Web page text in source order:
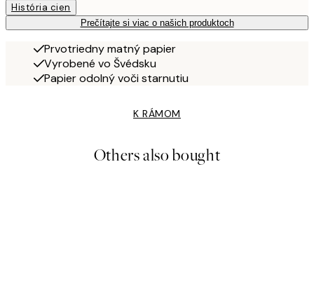
História cien
Prečítajte si viac o našich produktoch
Prvotriedny matný papier
Vyrobené vo Švédsku
Papier odolný voči starnutiu
K RÁMOM
Others also bought